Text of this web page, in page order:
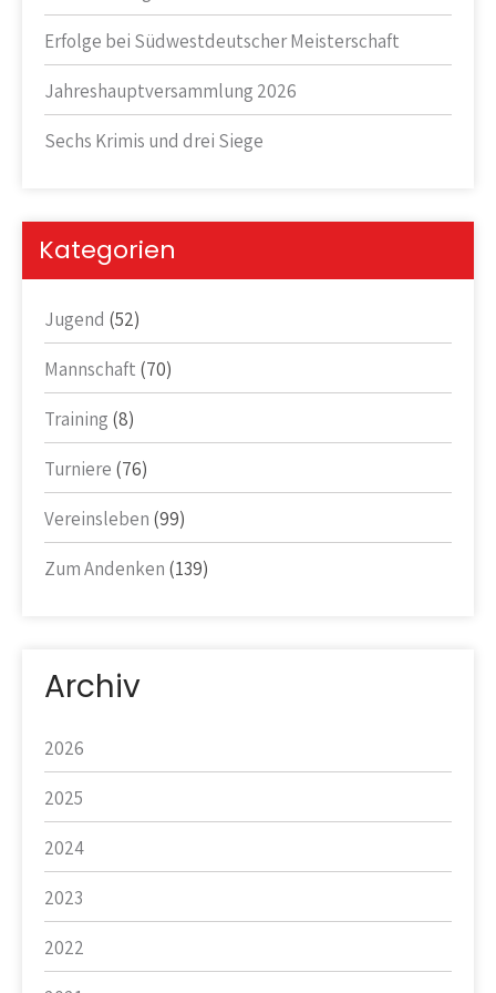
Erfolge bei Südwestdeutscher Meisterschaft
Jahreshauptversammlung 2026
Sechs Krimis und drei Siege
Kategorien
Jugend (52)
Mannschaft (70)
Training (8)
Turniere (76)
Vereinsleben (99)
Zum Andenken (139)
Archiv
2026
2025
2024
2023
2022